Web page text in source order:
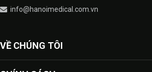
info@hanoimedical.com.vn
VỀ CHÚNG TÔI